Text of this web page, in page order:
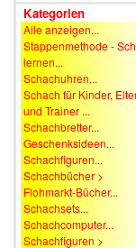
Kategorien
Alle anzeigen...
Stappenmethode -
lernen...
Schachuhren...
Schach für Kinder,
und Trainer ...
Schachbretter...
Geschenksideen...
Schachfiguren...
Schachbücher >
Flohmarkt-Bücher...
Schachsets...
Schachcomputer...
Schachfiguren >